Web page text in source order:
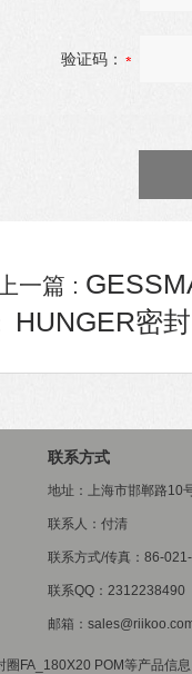
验证码：
一篇 :
HUNGER密
联系方式
地址：上海市邯郸路10
联系人：付清
联系方式/传真：86-
联系QQ：2312238490
邮箱：
FA_180X20 POM等产品信